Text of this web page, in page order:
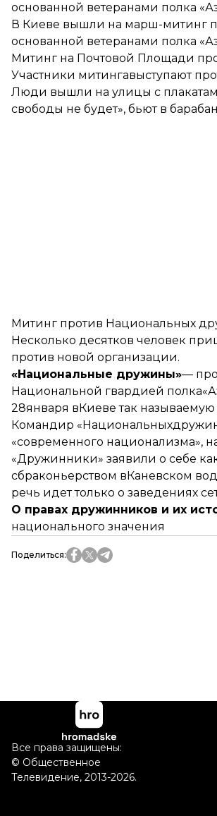
основанной ветеранами полка
В Киеве вышли на марш-митинг
основанной ветеранами полка
Митинг на Почтовой Площади
Участники митингавыступают
Люди вышли на улицы с
свободы не будет», бьют в
Митинг против Национальных
Несколько десятков человек
против новой организации.
«Национальные дружины»—
Национальной гвардией
28января вКиеве так
Командир
«современного национализма»,
«Дружинники» заявили о себе
сбраконьерством вКаневском
речь идет только о заведениях
О правах дружинников и их
национального значения
Поделиться:
Все права защищены:
© Общественное
Телевидение, 2013-2026.